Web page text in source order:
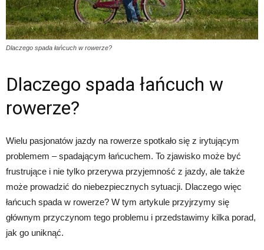
Dlaczego spada łańcuch w rowerze?
Dlaczego spada łańcuch w
rowerze?
Wielu pasjonatów jazdy na rowerze spotkało się z irytującym
problemem – spadającym łańcuchem. To zjawisko może być
frustrujące i nie tylko przerywa przyjemność z jazdy, ale także
może prowadzić do niebezpiecznych sytuacji. Dlaczego więc
łańcuch spada w rowerze? W tym artykule przyjrzymy się
głównym przyczynom tego problemu i przedstawimy kilka porad,
jak go uniknąć.